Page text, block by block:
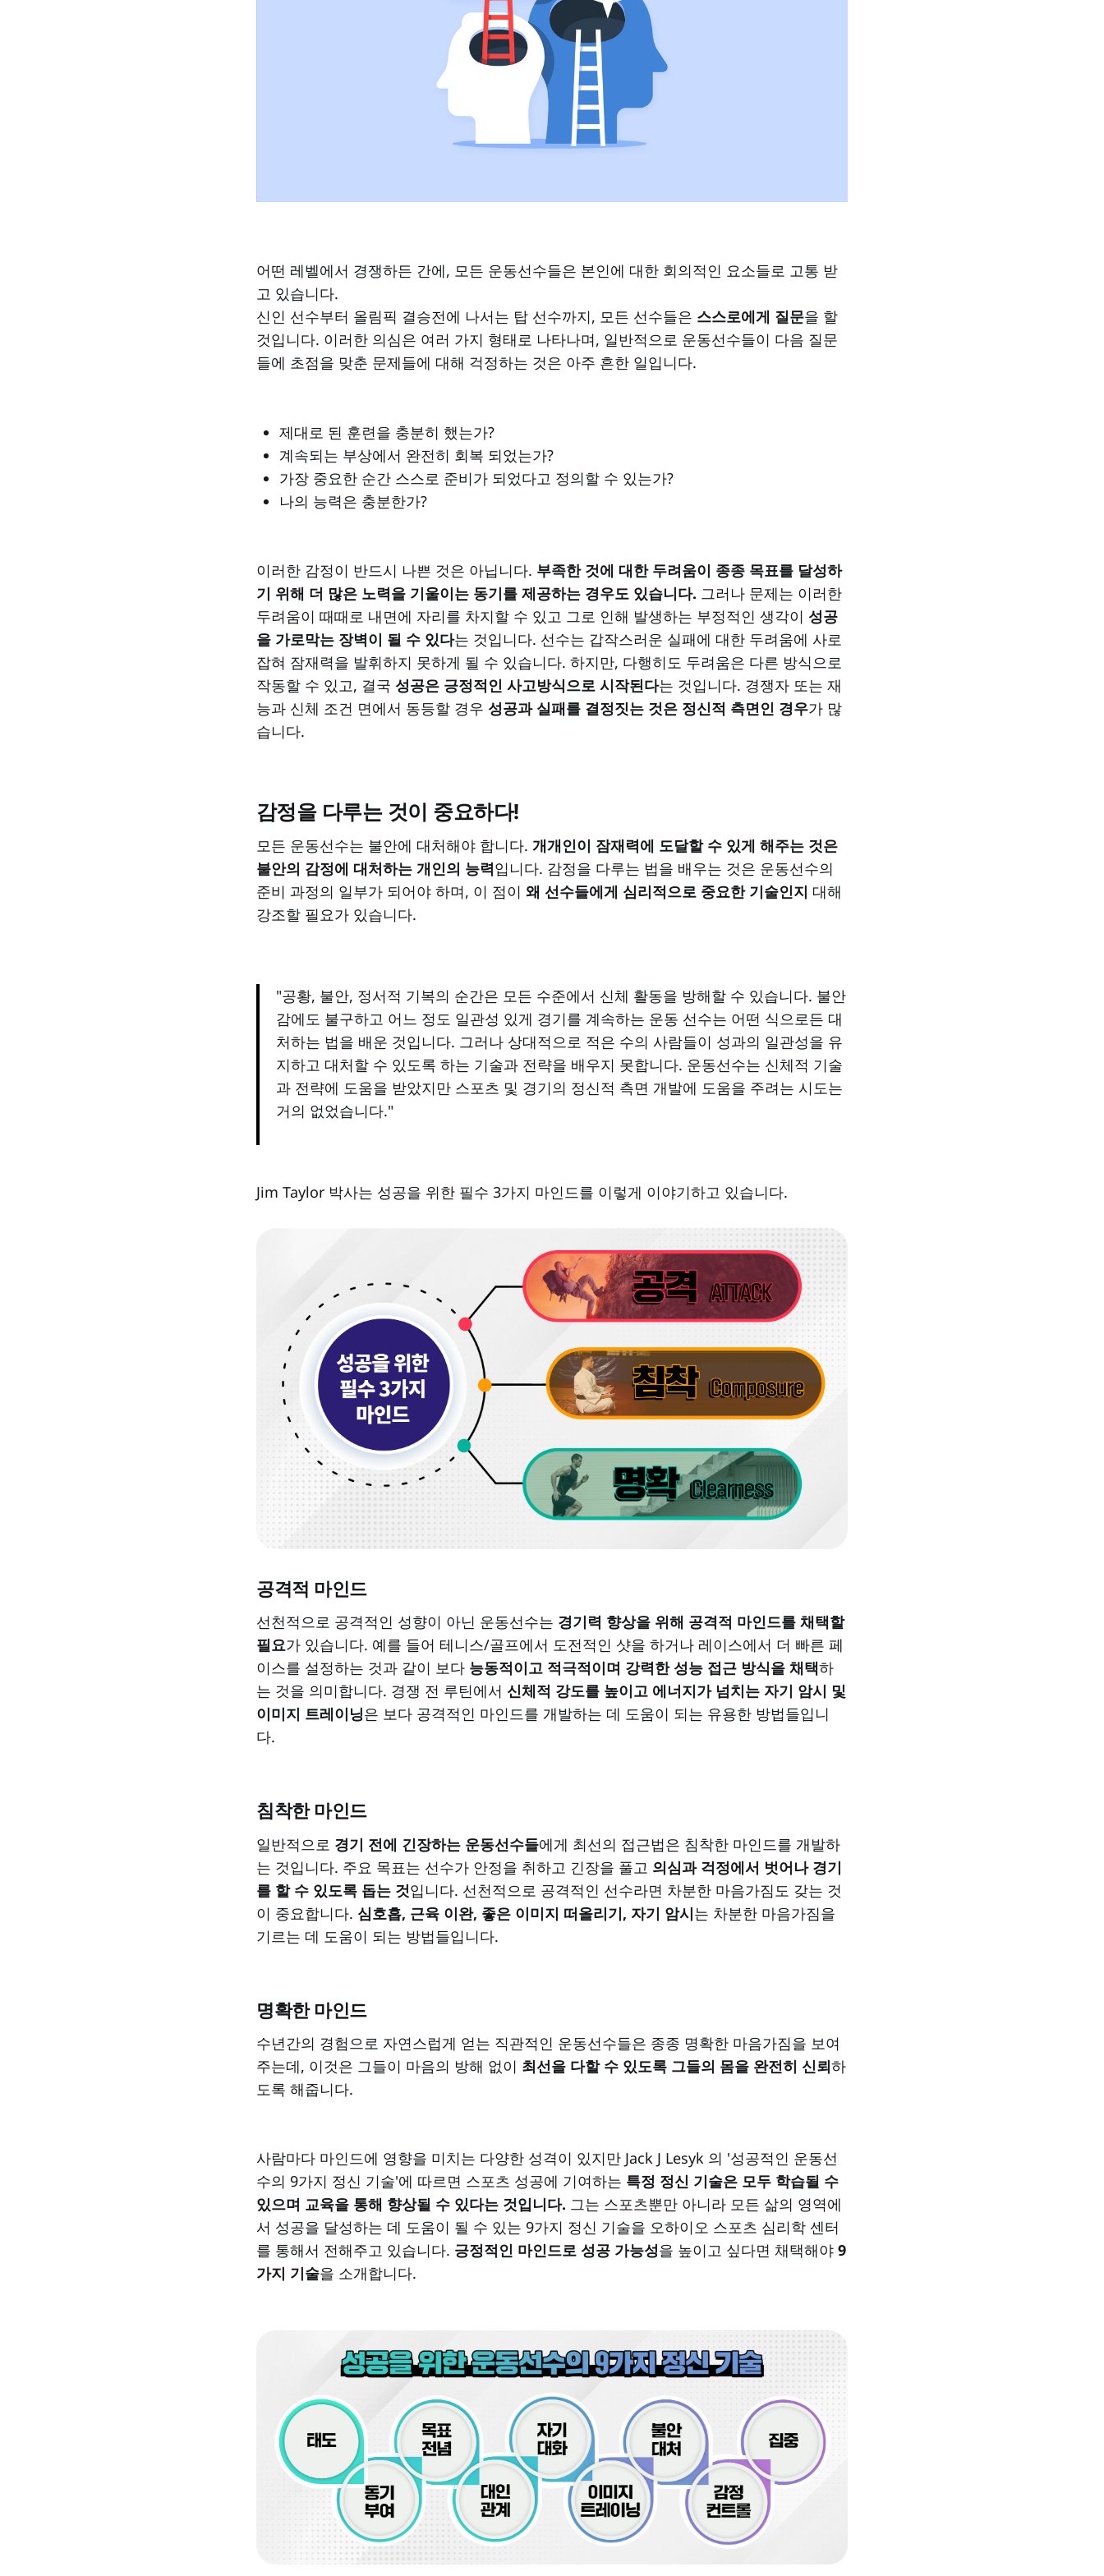
어떤 레벨에서 경쟁하든 간에, 모든 운동선수들은 본인에 대한 회의적인 요소들로 고통 받
고 있습니다.
신인 선수부터 올림픽 결승전에 나서는 탑 선수까지, 모든 선수들은 스스로에게 질문을 할
것입니다. 이러한 의심은 여러 가지 형태로 나타나며, 일반적으로 운동선수들이 다음 질문
들에 초점을 맞춘 문제들에 대해 걱정하는 것은 아주 흔한 일입니다.
제대로 된 훈련을 충분히 했는가?
계속되는 부상에서 완전히 회복 되었는가?
가장 중요한 순간 스스로 준비가 되었다고 정의할 수 있는가?
나의 능력은 충분한가?
이러한 감정이 반드시 나쁜 것은 아닙니다. 부족한 것에 대한 두려움이 종종 목표를 달성하
기 위해 더 많은 노력을 기울이는 동기를 제공하는 경우도 있습니다. 그러나 문제는 이러한
두려움이 때때로 내면에 자리를 차지할 수 있고 그로 인해 발생하는 부정적인 생각이 성공
을 가로막는 장벽이 될 수 있다는 것입니다. 선수는 갑작스러운 실패에 대한 두려움에 사로
잡혀 잠재력을 발휘하지 못하게 될 수 있습니다. 하지만, 다행히도 두려움은 다른 방식으로
작동할 수 있고, 결국 성공은 긍정적인 사고방식으로 시작된다는 것입니다. 경쟁자 또는 재
능과 신체 조건 면에서 동등할 경우 성공과 실패를 결정짓는 것은 정신적 측면인 경우가 많
습니다.
감정을 다루는 것이 중요하다!
모든 운동선수는 불안에 대처해야 합니다. 개개인이 잠재력에 도달할 수 있게 해주는 것은
불안의 감정에 대처하는 개인의 능력입니다. 감정을 다루는 법을 배우는 것은 운동선수의
준비 과정의 일부가 되어야 하며, 이 점이 왜 선수들에게 심리적으로 중요한 기술인지 대해
강조할 필요가 있습니다.
"공황, 불안, 정서적 기복의 순간은 모든 수준에서 신체 활동을 방해할 수 있습니다. 불안
감에도 불구하고 어느 정도 일관성 있게 경기를 계속하는 운동 선수는 어떤 식으로든 대
처하는 법을 배운 것입니다. 그러나 상대적으로 적은 수의 사람들이 성과의 일관성을 유
지하고 대처할 수 있도록 하는 기술과 전략을 배우지 못합니다. 운동선수는 신체적 기술
과 전략에 도움을 받았지만 스포츠 및 경기의 정신적 측면 개발에 도움을 주려는 시도는
거의 없었습니다."
Jim Taylor 박사는 성공을 위한 필수 3가지 마인드를 이렇게 이야기하고 있습니다.
공격적 마인드
선천적으로 공격적인 성향이 아닌 운동선수는 경기력 향상을 위해 공격적 마인드를 채택할
필요가 있습니다. 예를 들어 테니스/골프에서 도전적인 샷을 하거나 레이스에서 더 빠른 페
이스를 설정하는 것과 같이 보다 능동적이고 적극적이며 강력한 성능 접근 방식을 채택하
는 것을 의미합니다. 경쟁 전 루틴에서 신체적 강도를 높이고 에너지가 넘치는 자기 암시 및
이미지 트레이닝은 보다 공격적인 마인드를 개발하는 데 도움이 되는 유용한 방법들입니
다.
침착한 마인드
일반적으로 경기 전에 긴장하는 운동선수들에게 최선의 접근법은 침착한 마인드를 개발하
는 것입니다. 주요 목표는 선수가 안정을 취하고 긴장을 풀고 의심과 걱정에서 벗어나 경기
를 할 수 있도록 돕는 것입니다. 선천적으로 공격적인 선수라면 차분한 마음가짐도 갖는 것
이 중요합니다. 심호흡, 근육 이완, 좋은 이미지 떠올리기, 자기 암시는 차분한 마음가짐을
기르는 데 도움이 되는 방법들입니다.
명확한 마인드
수년간의 경험으로 자연스럽게 얻는 직관적인 운동선수들은 종종 명확한 마음가짐을 보여
주는데, 이것은 그들이 마음의 방해 없이 최선을 다할 수 있도록 그들의 몸을 완전히 신뢰하
도록 해줍니다.
사람마다 마인드에 영향을 미치는 다양한 성격이 있지만 Jack J Lesyk 의 '성공적인 운동선
수의 9가지 정신 기술'에 따르면 스포츠 성공에 기여하는 특정 정신 기술은 모두 학습될 수
있으며 교육을 통해 향상될 수 있다는 것입니다. 그는 스포츠뿐만 아니라 모든 삶의 영역에
서 성공을 달성하는 데 도움이 될 수 있는 9가지 정신 기술을 오하이오 스포츠 심리학 센터
를 통해서 전해주고 있습니다. 긍정적인 마인드로 성공 가능성을 높이고 싶다면 채택해야 9
가지 기술을 소개합니다.